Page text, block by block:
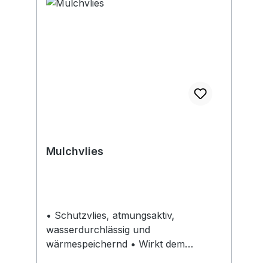
Mulchvlies
• Schutzvlies, atmungsaktiv,
wasserdurchlässig und
wärmespeichernd • Wirkt dem